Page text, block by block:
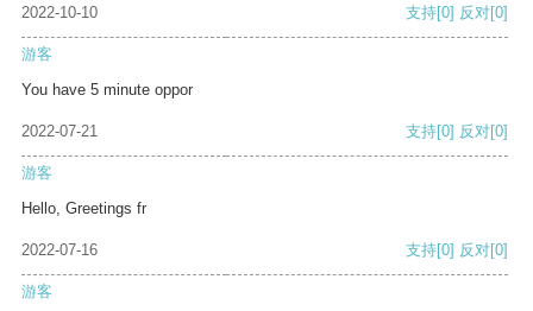
2022-10-10 支持[0] 反对[0]
游客
You have 5 minute oppor
2022-07-21 支持[0] 反对[0]
游客
Hello, Greetings fr
2022-07-16 支持[0] 反对[0]
游客